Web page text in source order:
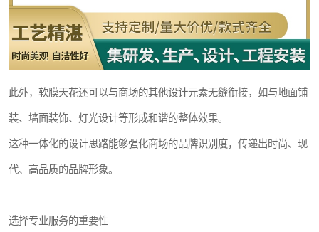
此外，软膜天花还可以与商场的其他设计元素无缝衔接，如与地面铺
装、墙面装饰、灯光设计等形成和谐的整体效果。
这种一体化的设计思路能够强化商场的品牌识别度，传递出时尚、现
代、高品质的品牌形象。
选择专业服务的重要性